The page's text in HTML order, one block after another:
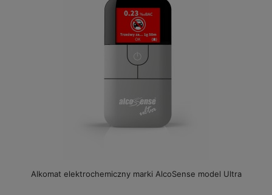
Alkomat elektrochemiczny marki AlcoSense model Ultra